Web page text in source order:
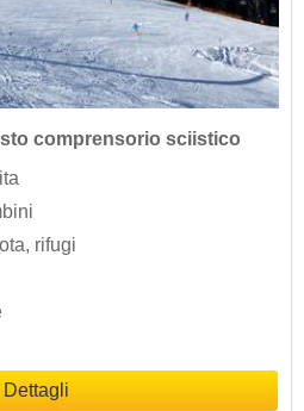
comprensorio sciistico
rifugi
Dettagli